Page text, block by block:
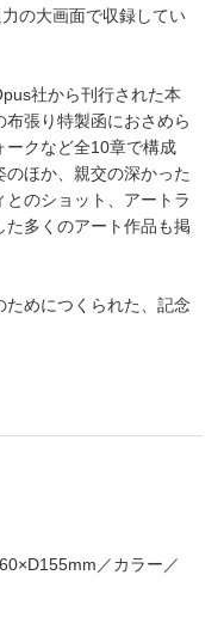
の大画面で収録してい
社から刊行された本
張り特製函におさめら
ークなど全10章で構成
ほか、親交の深かった
のショット、アートラ
多くのアート作品も掲
めにつくられた、記念
／カラー／